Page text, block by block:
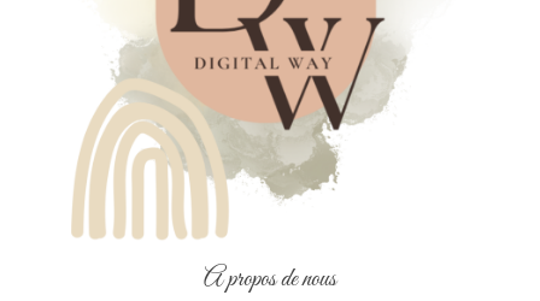
A propos de nous